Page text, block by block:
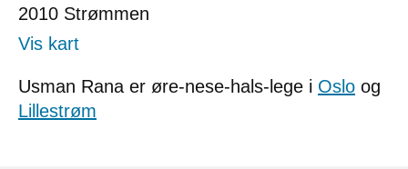
2010 Strømmen
Vis kart
Usman Rana er øre-nese-hals-lege i Oslo og
Lillestrøm